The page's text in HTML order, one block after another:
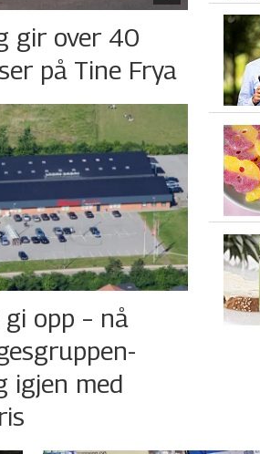
gir over 40
på Tine Frya
opp – nå
igjen med